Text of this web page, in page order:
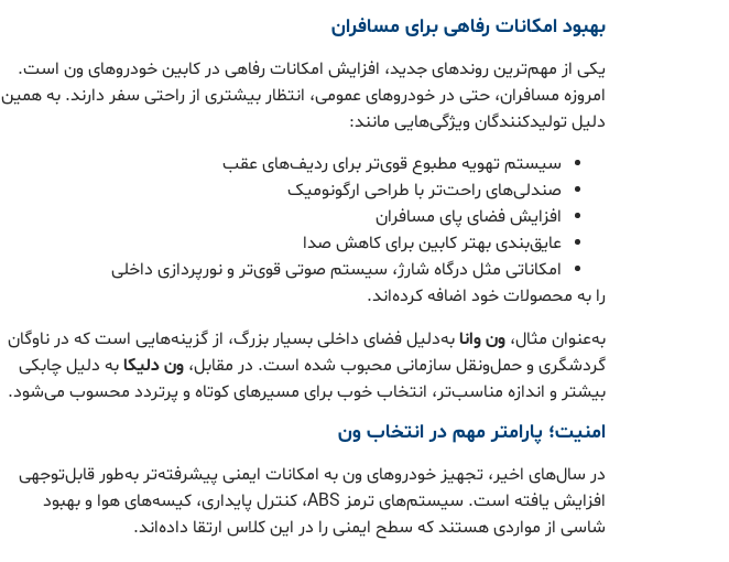
بهبود امکانات رفاهی برای مسافران
یکی از مهم‌ترین روندهای جدید، افزایش امکانات رفاهی در کابین خودروهای ون است.
امروزه مسافران، حتی در خودروهای عمومی، انتظار بیشتری از راحتی سفر دارند. به همین
دلیل تولیدکنندگان ویژگی‌هایی مانند:
سیستم تهویه مطبوع قوی‌تر برای ردیف‌های عقب
صندلی‌های راحت‌تر با طراحی ارگونومیک
افزایش فضای پای مسافران
عایق‌بندی بهتر کابین برای کاهش صدا
امکاناتی مثل درگاه شارژ، سیستم صوتی قوی‌تر و نورپردازی داخلی
را به محصولات خود اضافه کرده‌اند.
به‌عنوان مثال، ون وانابه‌دلیل فضای داخلی بسیار بزرگ، از گزینه‌هایی است که در ناوگان
گردشگری و حمل‌ونقل سازمانی محبوب شده است. در مقابل، ون دلیکابه دلیل چابکی
بیشتر و اندازه مناسب‌تر، انتخاب خوب برای مسیرهای کوتاه و پرتردد محسوب می‌شود.
امنیت؛ پارامتر مهم در انتخاب ون
در سال‌های اخیر، تجهیز خودروهای ون به امکانات ایمنی پیشرفته‌تر به‌طور قابل‌توجهی
افزایش یافته است. سیستم‌های ترمز ABS، کنترل پایداری، کیسه‌های هوا و بهبود
شاسی از مواردی هستند که سطح ایمنی را در این کلاس ارتقا داده‌اند.